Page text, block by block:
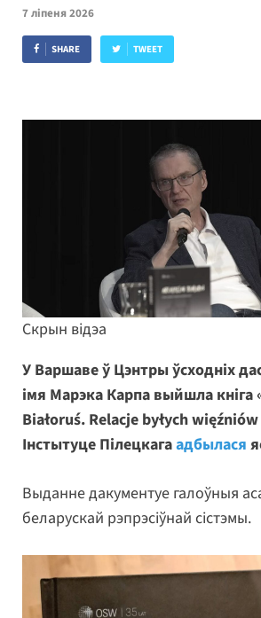
7 ліпеня 2026
SHARE TWEET
Скрын відэа
У Варшаве ў Цэнтры ўсходніх
імя Марэка Карпа выйшла кніга
Białoruś. Relacje byłych
Інстытуце Пілецкагаадбылася
Выданне дакументуе галоўныя
беларускай рэпрэсіўнай сістэмы.